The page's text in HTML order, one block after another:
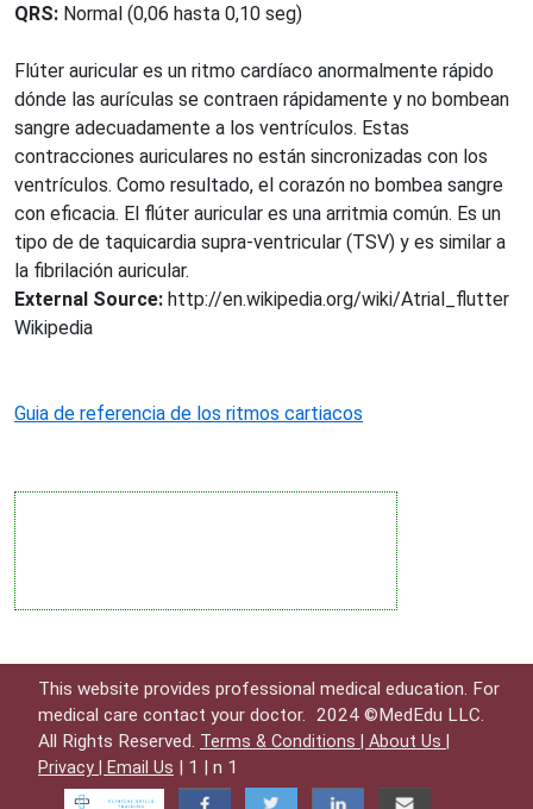
QRS: Normal (0,06 hasta 0,10 seg)
Flúter auricular es un ritmo cardíaco anormalmente rápido
dónde las aurículas se contraen rápidamente y no bombean
sangre adecuadamente a los ventrículos. Estas
contracciones auriculares no están sincronizadas con los
ventrículos. Como resultado, el corazón no bombea sangre
con eficacia. El flúter auricular es una arritmia común. Es un
tipo de de taquicardia supra-ventricular (TSV) y es similar a
la fibrilación auricular.
External Source: http://en.wikipedia.org/wiki/Atrial_flutter
Wikipedia
Guia de referencia de los ritmos cartiacos
This website provides professional medical education. For
medical care contact your doctor. 2024 ©MedEdu LLC.
All Rights Reserved. Terms & Conditions | About Us |
Privacy |
Email Us | 1 | n 1